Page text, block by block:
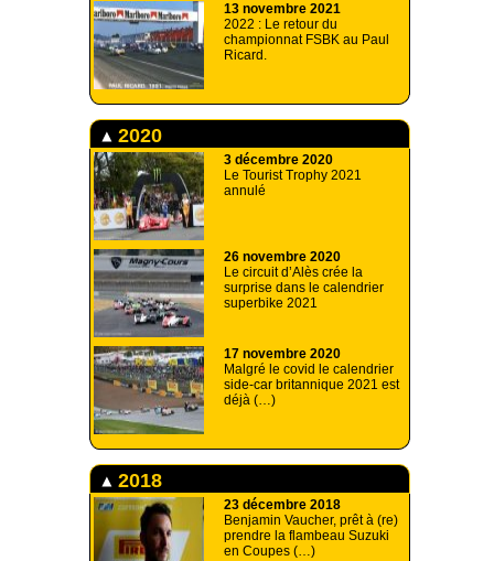
13 novembre 2021
2022 : Le retour du
championnat FSBK au Paul
Ricard.
2020
3 décembre 2020
Le Tourist Trophy 2021
annulé
26 novembre 2020
Le circuit d’Alès crée la
surprise dans le calendrier
superbike 2021
17 novembre 2020
Malgré le covid le calendrier
side-car britannique 2021 est
déjà (…)
2018
23 décembre 2018
Benjamin Vaucher, prêt à (re)
prendre la flambeau Suzuki
en Coupes (…)